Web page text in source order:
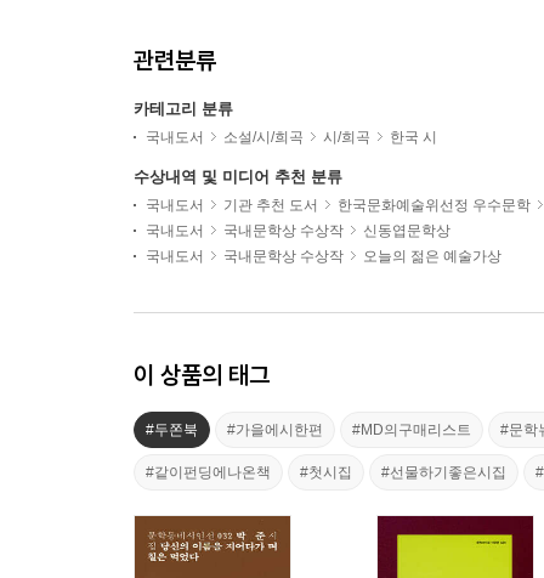
관련분류
카테고리 분류
국내도서 소설/시/희곡 시/희곡 한국 시
수상내역 및 미디어 추천 분류
국내도서 기관 추천 도서
한국문화예술위선정 우수문학
국내도서
국내문학상 수상작
신동엽문학상
국내도서
국내문학상 수상작 오늘의 젊은 예술가상
이 상품의 태그
#두쫀북 #가을에시한편 #MD의구매리스트 #문학
#같이펀딩에나온책 #첫시집 #선물하기좋은시집